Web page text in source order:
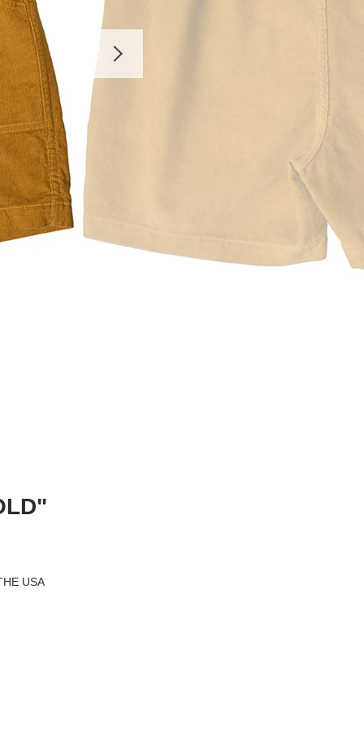
USA